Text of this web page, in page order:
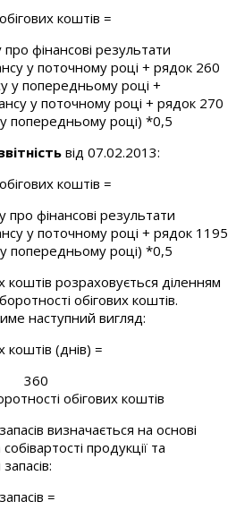
коштів =
фінансові результати
у поточному році + рядок 260
у попередньому році +
у поточному році + рядок 270
попередньому році) *0,5
від 07.02.2013:
коштів =
про фінансові результати
у поточному році + рядок 1195
попередньому році) *0,5
коштів розраховується діленням
обігових коштів.
наступний вигляд:
коштів (днів) =
360
обігових коштів
визначається на основі
продукції та
=